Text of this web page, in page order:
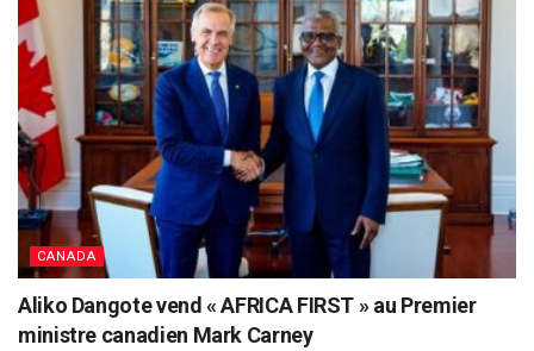
CANADA
Aliko Dangote vend « AFRICA FIRST » au Premier
ministre canadien Mark Carney